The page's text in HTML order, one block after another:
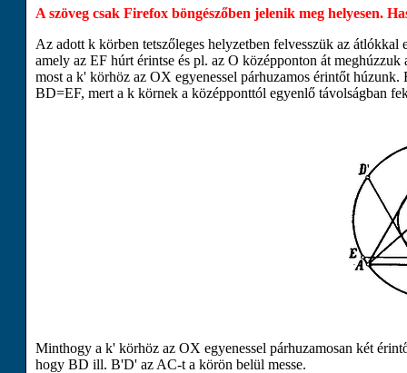
A szöveg csak Firefox böngészőben jelenik meg helyesen.
Az adott k körben tetszőleges helyzetben felvesszük az átlókkal
amely az EF húrt érintse és pl. az O középponton át meghúzzuk
most a k' körhöz az OX egyenessel párhuzamos érintőt
BD=EF, mert a k körnek a középponttól egyenlő távolságban
Minthogy a k' körhöz az OX egyenessel párhuzamosan két
hogy BD ill. B'D' az AC-t a körön belül messe.